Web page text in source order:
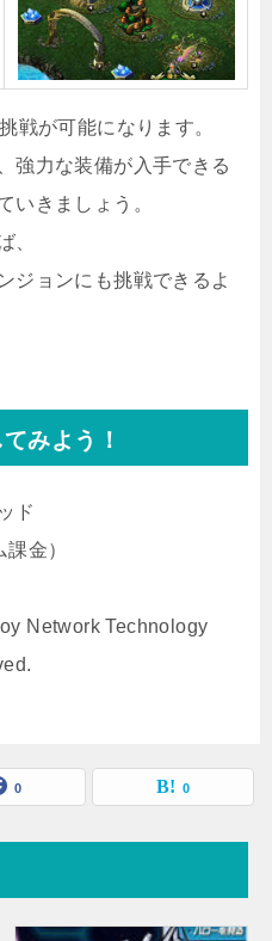
戦が可能になります。
強力な装備が入手できる
いきましょう。
、
ジョンにも挑戦できるよ
みよう！
ド
金）
Network Technology
0 0